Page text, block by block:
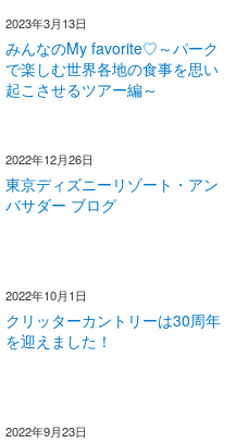
2023年3月13日
みんなのMy favorite♡～パーク
で楽しむ世界各地の食事を思い
起こさせるツアー編～
2022年12月26日
東京ディズニーリゾート・アン
バサダー ブログ
2022年10月1日
クリッターカントリーは30周年
を迎えました！
2022年9月23日